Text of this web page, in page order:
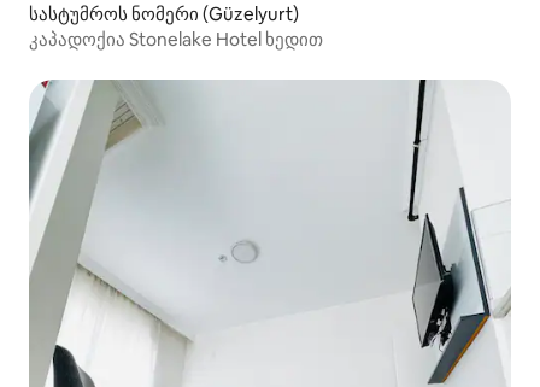
სასტუმროს ნომერი (Güzelyurt)
კაპადოქია Stonelake Hotel ხედით